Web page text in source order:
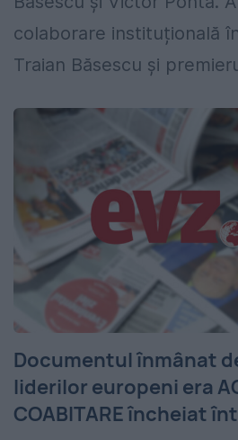
colaborare instituțională
Traian Băsescu și
Documentul înmânat
liderilor europeni era
COABITARE încheiat